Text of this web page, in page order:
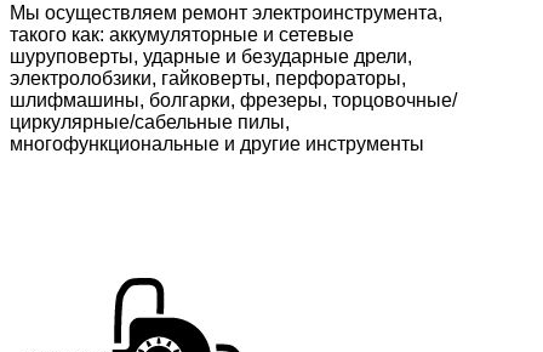
Мы осуществляем ремонт электроинструмента,
такого как: аккумуляторные и сетевые
шуруповерты, ударные и безударные дрели,
электролобзики, гайковерты, перфораторы,
шлифмашины, болгарки, фрезеры, торцовочные/
циркулярные/сабельные пилы,
многофункциональные и другие инструменты